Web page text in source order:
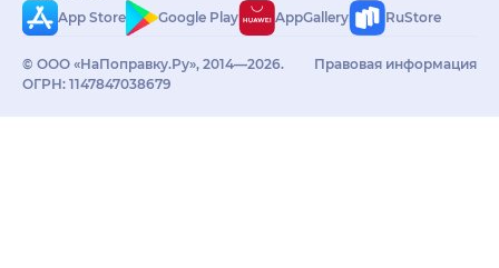
App Store
Google Play AppGallery RuStore
© ООО «НаПоправку.Ру», 2014—2026.
ОГРН: 1147847038679
Правовая информация